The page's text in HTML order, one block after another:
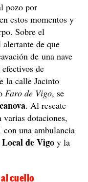
pozo por
estos momentos y
Sobre el
de que
de una nave
de
la calle Jacinto
Faro de Vigo, se
. Al rescate
varias dotaciones,
con una ambulancia
de Vigo y la
al cuello